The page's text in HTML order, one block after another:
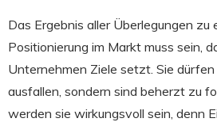
Das Ergebnis aller Überlegungen zu
Positionierung im Markt muss sein,
Unternehmen Ziele setzt. Sie
ausfallen, sondern sind beherzt zu
werden sie wirkungsvoll sein, denn